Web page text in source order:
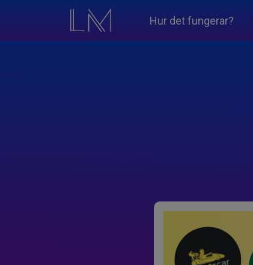
Hur det fungerar?